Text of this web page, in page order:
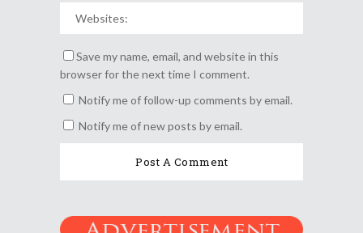
Save my name, email, and website in this
browser for the next time I comment.
Notify me of follow-up comments by email.
Notify me of new posts by email.